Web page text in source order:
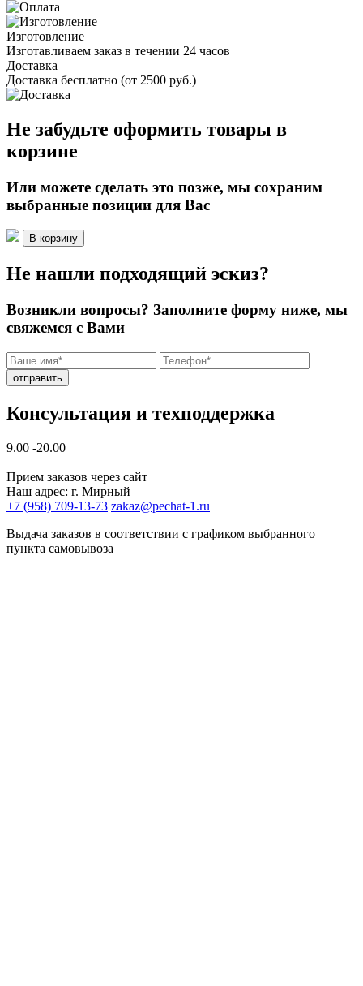
Изготовление
Изготавливаем заказ в течении 24 часов
Доставка
Доставка бесплатно (от 2500 руб.)
Не забудьте оформить товары в
корзине
Или можете сделать это позже, мы сохраним
выбранные позиции для Вас
В корзину
Не нашли подходящий эскиз?
Возникли вопросы? Заполните форму ниже, мы
свяжемся с Вами
отправить
Консультация и техподдержка
9.00 -20.00
Прием заказов через сайт
Наш адрес: г. Мирный
+7 (958) 709-13-73 zakaz@pechat-1.ru
Выдача заказов в соответствии с графиком выбранного
пункта самовывоза